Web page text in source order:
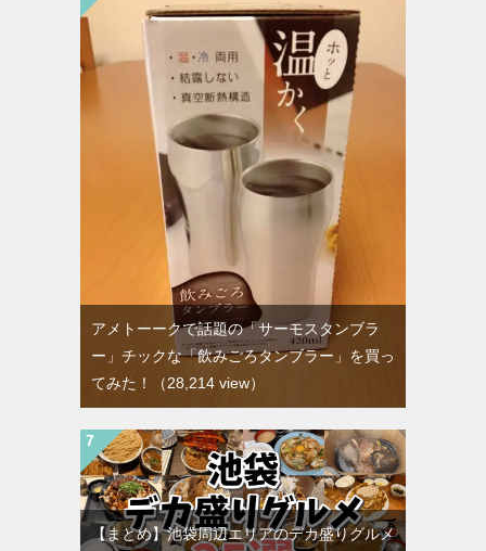
アメトーークで話題の「サーモスタンブラ
ー」チックな「飲みごろタンブラー」を買っ
てみた！
（28,214 view）
【まとめ】池袋周辺エリアのデカ盛りグルメ